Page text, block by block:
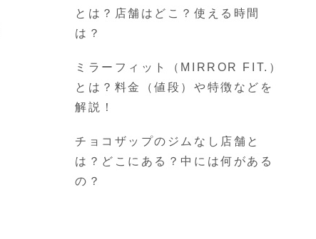
とは？店舗はどこ？使える時間
は？
ミラーフィット（MIRROR FIT.）
とは？料金（値段）や特徴などを
解説！
チョコザップのジムなし店舗と
は？どこにある？中には何がある
の？